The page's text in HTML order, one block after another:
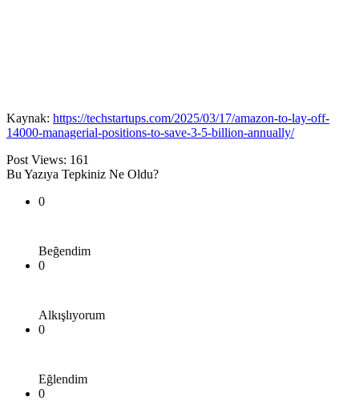
Kaynak: https://techstartups.com/2025/03/17/amazon-to-lay-off-
14000-managerial-positions-to-save-3-5-billion-annually/
Post Views: 161
Bu Yazıya Tepkiniz Ne Oldu?
0
Beğendim
0
Alkışlıyorum
0
Eğlendim
0